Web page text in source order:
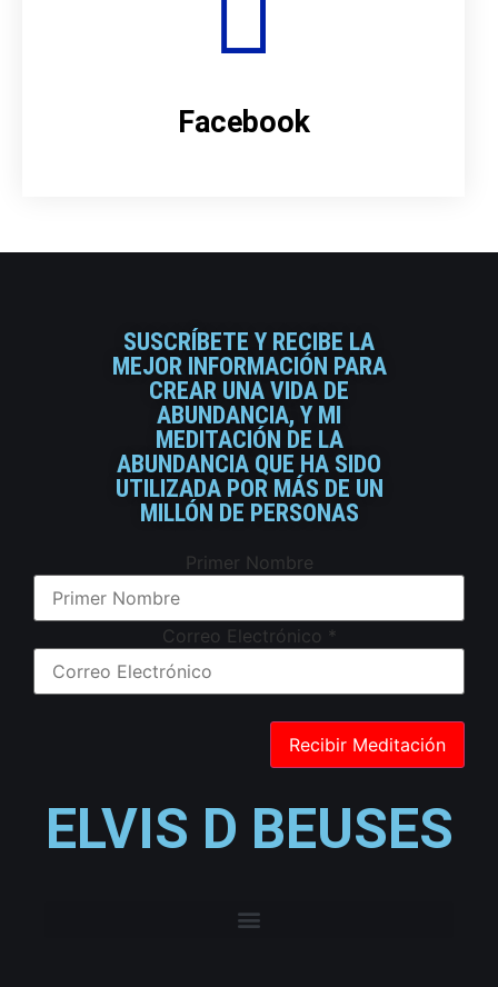
Facebook
SUSCRÍBETE Y RECIBE LA
MEJOR INFORMACIÓN PARA
CREAR UNA VIDA DE
ABUNDANCIA, Y MI
MEDITACIÓN DE LA
ABUNDANCIA QUE HA SIDO
UTILIZADA POR MÁS DE UN
MILLÓN DE PERSONAS
Primer Nombre
Correo Electrónico *
ELVIS D BEUSES